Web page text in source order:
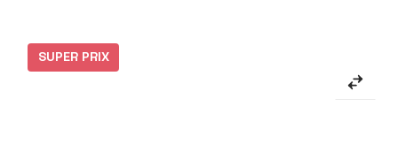
SUPER PRIX